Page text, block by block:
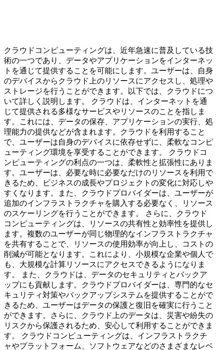
クラウドコンピューティングは、近年急速に普及している技
術の一つであり、データやアプリケーションをインターネッ
トを通じて提供することを可能にします。ユーザーは、自身
のデバイスからクラウド上のリソースにアクセスし、処理や
ストレージを行うことができます。以下では、クラウドにつ
いて詳しく説明します。 クラウドは、インターネットを通
じて提供される多様なサービスやリソースのことを指しま
す。これには、データの保存、アプリケーションの実行、処
理能力の提供などが含まれます。クラウドを利用すること
で、ユーザーは自身のデバイスに依存せずに、柔軟なコンピ
ューティング環境を享受することができます。 クラウドコ
ンピューティングの利点の一つは、柔軟性と拡張性にありま
す。ユーザーは、必要な時に必要なだけのリソースを利用で
きるため、ビジネスの成長やプロジェクトの変化に対応しや
すくなります。また、クラウドプロバイダーは、ユーザーが
追加のインフラストラクチャを購入する必要なく、リソース
のスケーリングを行うことができます。 さらに、クラウド
コンピューティングは、リソースの共有性と効率性を提供し
ます。複数のユーザーが同じ物理的なインフラストラクチャ
を共有することで、リソースの使用効率が向上し、コストの
削減が可能となります。これにより、小規模な企業や個人で
も、大規模な計算リソースにアクセスできるようになりま
す。 また、クラウドは、データのセキュリティとバックア
ップにも貢献します。クラウドプロバイダーは、専門的なセ
キュリティ対策やバックアップシステムを提供することがで
きるため、ユーザーはデータの保護と復旧を確実に行うこと
ができます。さらに、クラウド上のデータは、災害や紛失の
リスクから保護されるため、安心して利用することができま
す。 クラウドコンピューティングは、インフラストラクチ
ャやプラットフォーム、ソフトウェアなどのさまざまなレベ